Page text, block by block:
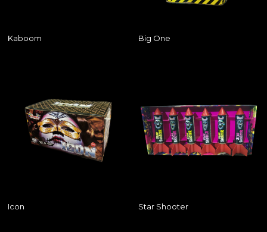
Kaboom Big One
Icon Star Shooter